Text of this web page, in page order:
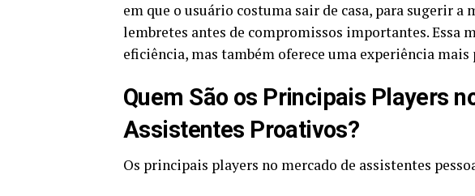
em que o usuário costuma sair de casa, para sugerir
lembretes antes de compromissos importantes. Essa
eficiência, mas também oferece uma experiência mais
Quem São os Principais Players
Assistentes Proativos?
Os principais players no mercado de assistentes